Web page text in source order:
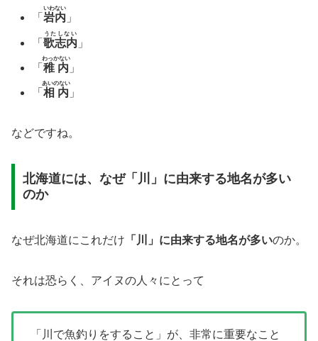
「岩内
いわない
」
「歌志内
うたしない
」
「稚内
わっかない
」
「相内
あいのない
」
などですね。
北海道には、なぜ「川」に由来する地名が多い
のか
なぜ北海道にこれだけ 「川」に由来する地名が多いのか。
それは恐らく、アイヌの人々にとって
「川で魚釣りをすること」が、非常に重要なこと